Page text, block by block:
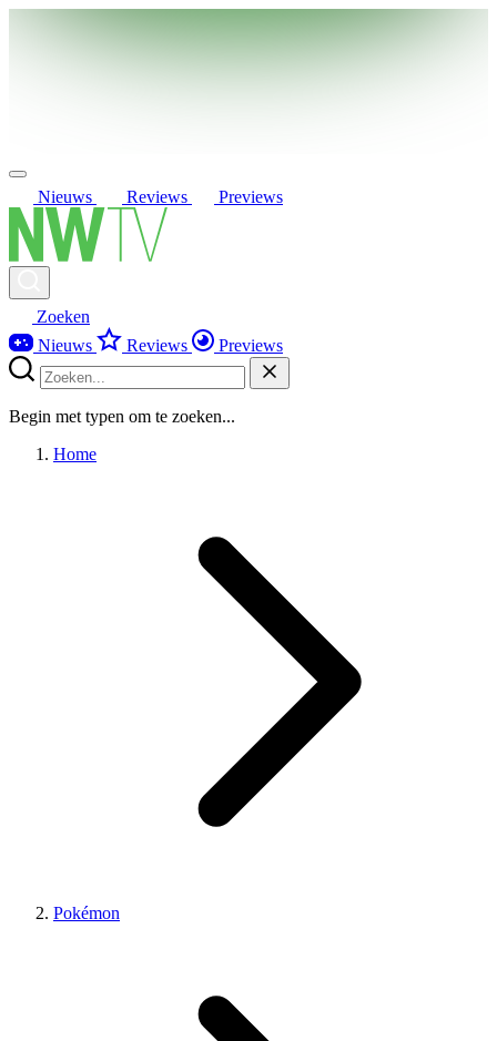
Nieuws Reviews Previews
Zoeken
Nieuws
Reviews Previews
Begin met typen om te zoeken...
Home
Pokémon